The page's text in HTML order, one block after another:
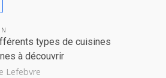
types de cuisines
à découvrir
Lefebvre